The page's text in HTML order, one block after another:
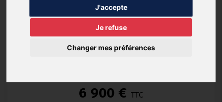
J'accepte
Je refuse
Changer mes préférences
3 MOIS / 5000KMS (3 mois)
6 900 € TTC